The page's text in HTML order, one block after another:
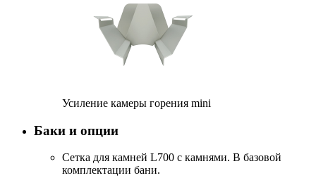
Усиление камеры горения mini
Баки и опции
Сетка для камней L700 с камнями. В базовой
комплектации бани.